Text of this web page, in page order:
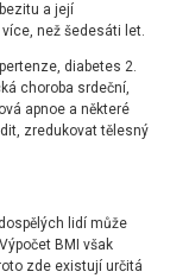
a její
než šedesáti let.
diabetes 2.
choroba srdeční,
apnoe a některé
zredukovat tělesný
lidí může
BMI však
zde existují určitá